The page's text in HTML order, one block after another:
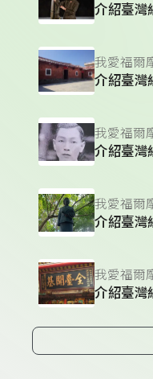
介紹臺灣
我愛福爾
介紹臺灣
我愛福爾
介紹臺灣
我愛福爾
介紹臺灣
我愛福爾
介紹臺灣